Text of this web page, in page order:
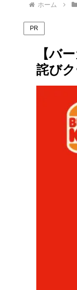
ホーム
PR
【バ
詫び